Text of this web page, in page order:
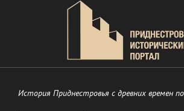
История Приднестровья с древних времен